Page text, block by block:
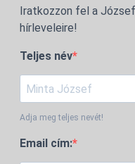
Iratkozzon fel a
hírleveleire!
Teljes név
Adja meg teljes nevét!
Email cím: